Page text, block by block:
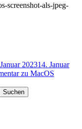
screenshot-als-jpeg-
202314. Januar
zu MacOS
Suchen